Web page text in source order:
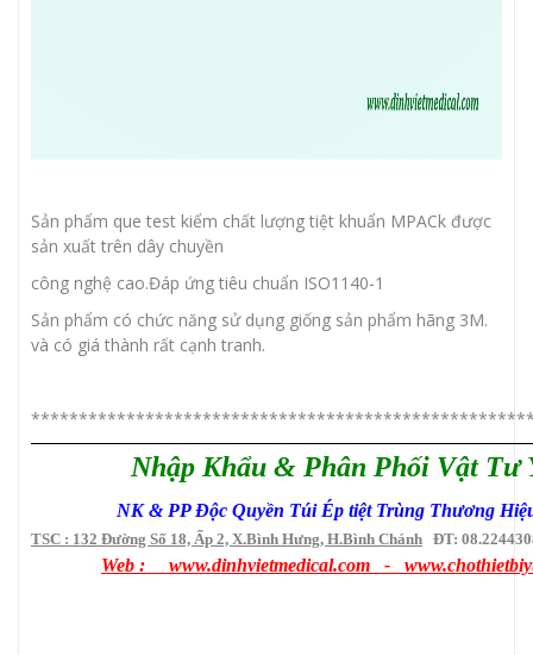
Sản phẩm que test kiểm chất lượng tiệt khuẩn MPACk được
sản xuất trên dây chuyền
công nghệ cao.Đáp ứng tiêu chuẩn ISO1140-1
Sản phẩm có chức năng sử dụng giống sản phẩm hãng 3M.
và có giá thành rất cạnh tranh.
Nhập Khẩu & Phân Phối Vật Tư
NK & PP Độc Quyền Túi Ép tiệt Trùng Thương
TSC : 132 Đường Số 18, Ấp 2, X.Bình Hưng, H.Bình Chánh ĐT:
Web : www.dinhvietmedical.com -